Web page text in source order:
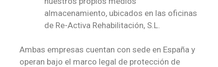
almacenamiento, ubicados en las oficinas
de Re-Activa Rehabilitación, S.L.
Ambas empresas cuentan con sede en España y
operan bajo el marco legal de protección de